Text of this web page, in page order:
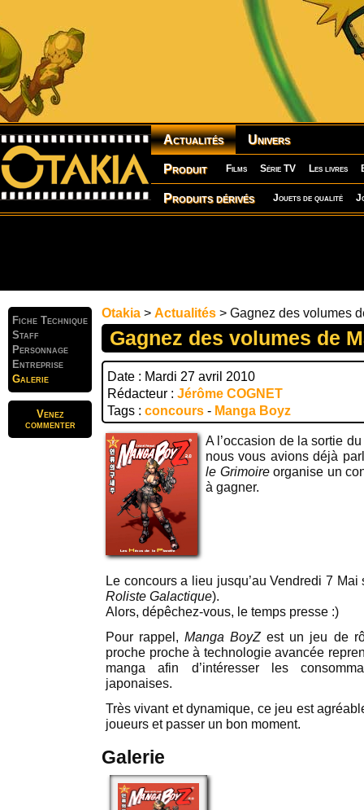
Actualités Univers
Produit Films Série TV Les livres
Produits dérivés Jouets de qualité
Fiche Technique
Staff
Personnage
Entreprise
Galerie
Venez
commenter
Otakia > Actualités > Gagnez des volumes
Gagnez des volumes de
Date : Mardi 27 avril 2010
Rédacteur : Jérôme COGNET
Tags : concours - Manga Boyz
A l’occasion de la sortie
nous vous avions déjà
le Grimoireorganise un
à gagner.
Le concours a lieu jusqu’au Vendredi 7
Roliste Galactique).
Alors, dépêchez-vous, le temps presse :)
Pour rappel,Manga BoyZest un jeu de
proche proche à technologie avancée
manga afin d’intéresser les
japonaises.
Très vivant et dynamique, ce jeu est
joueurs et passer un bon moment.
Galerie